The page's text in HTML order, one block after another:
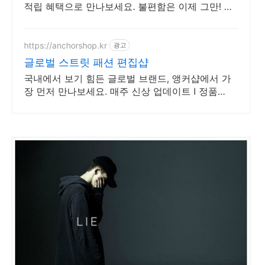
적립 혜택으로 만나보세요. 불편함은 이제 그만! 편
https://anchorshop.kr 광고
글로벌 스트릿 패션 편집샵
국내에서 보기 힘든 글로벌 브랜드, 앵커샵에서 가
장 먼저 만나보세요. 매주 신상 업데이트 l 정품